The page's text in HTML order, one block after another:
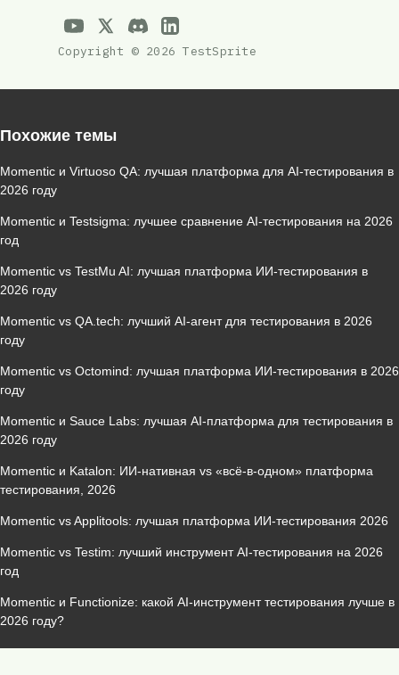
Copyright © 2026 TestSprite
Похожие темы
Momentic и Virtuoso QA: лучшая платформа для AI‑тестирования в
2026 году
Momentic и Testsigma: лучшее сравнение AI‑тестирования на 2026
год
Momentic vs TestMu AI: лучшая платформа ИИ‑тестирования в
2026 году
Momentic vs QA.tech: лучший AI‑агент для тестирования в 2026
году
Momentic vs Octomind: лучшая платформа ИИ‑тестирования в 2026
году
Momentic и Sauce Labs: лучшая AI‑платформа для тестирования в
2026 году
Momentic и Katalon: ИИ‑нативная vs «всё‑в‑одном» платформа
тестирования, 2026
Momentic vs Applitools: лучшая платформа ИИ‑тестирования 2026
Momentic vs Testim: лучший инструмент AI‑тестирования на 2026
год
Momentic и Functionize: какой AI-инструмент тестирования лучше в
2026 году?